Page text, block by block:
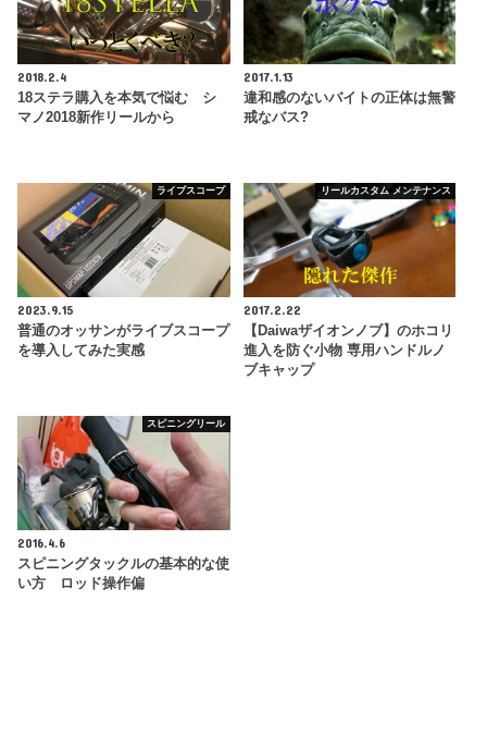
2018.2.4
18ステラ購入を本気で悩む シ
マノ2018新作リールから
2017.1.13
違和感のないバイトの正体は無警
戒なバス?
ライブスコープ
2023.9.15
普通のオッサンがライブスコープ
を導入してみた実感
リールカスタム メンテナンス
2017.2.22
【Daiwaザイオンノブ】のホコリ
進入を防ぐ小物 専用ハンドルノ
ブキャップ
スピニングリール
2016.4.6
スピニングタックルの基本的な使
い方 ロッド操作偏